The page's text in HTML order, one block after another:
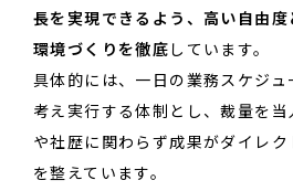
長を実現できるよう、高い自由
環境づくりを徹底 しています。
具体的には、一日の業務スケジ
考え実行する体制とし、裁量を
や社歴に関わらず成果がダイレ
を整えています。